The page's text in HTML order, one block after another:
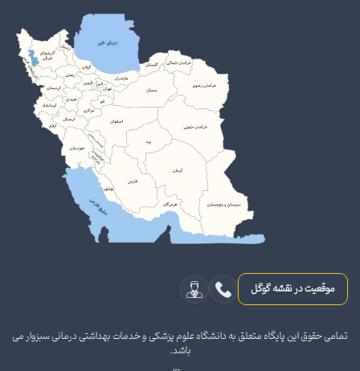
موقعیت در نقشه گوگل
تمامی حقوق این پایگاه متعلق به دانشگاه علوم پزشکی و خدمات بهداشتی درمانی سبزوار می
باشد.